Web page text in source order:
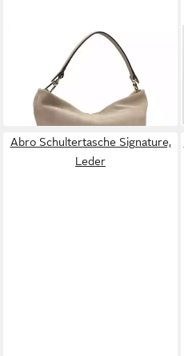
Schultertasche Ebony
ab 265,00 €
in 2-3 Werktagen bei dir
Abro Schultertasche Signature,
Leder